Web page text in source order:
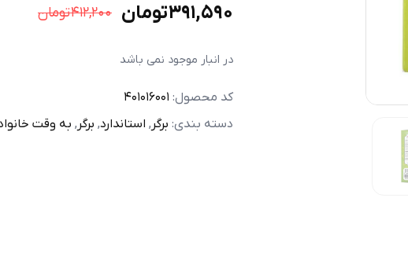
412,200تومان 391,590تومان
در انبار موجود نمی باشد
کد محصول: 401016001
دسته بندی: برگر , استاندارد, برگر , به وقت